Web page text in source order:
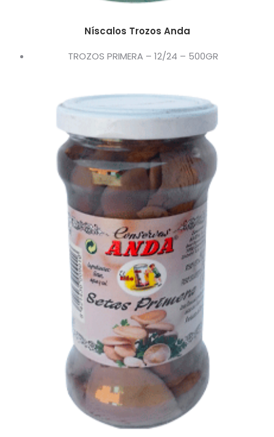
Níscalos Trozos Anda
TROZOS PRIMERA – 12/24 – 500GR